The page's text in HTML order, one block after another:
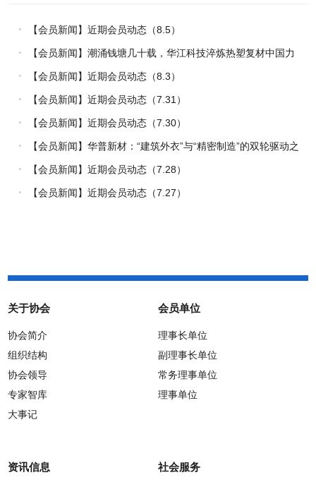
【会员新闻】近期会员动态（8.5）
【会员新闻】潮涌钱塘几十载，华江科技淬炼热塑复材中国力
量
【会员新闻】近期会员动态（8.3）
【会员新闻】近期会员动态（7.31）
【会员新闻】近期会员动态（7.30）
【会员新闻】华普新材：“建筑外衣”与“精密制造”的双轮驱动之
路
【会员新闻】近期会员动态（7.28）
【会员新闻】近期会员动态（7.27）
关于协会
协会简介
组织结构
协会领导
专家智库
大事记
会员单位
理事长单位
副理事长单位
常务理事单位
理事单位
资讯信息 社会服务